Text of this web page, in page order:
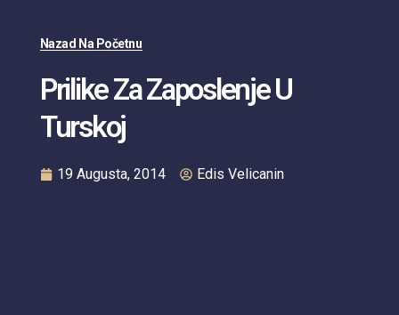
Nazad Na Početnu
Prilike Za Zaposlenje U
Turskoj
19 Augusta, 2014 Edis Velicanin